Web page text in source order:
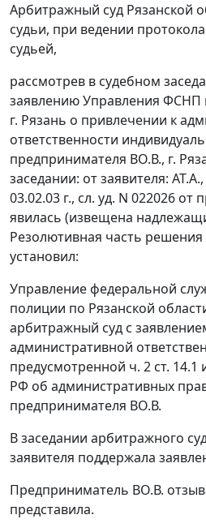
Арбитражный суд Рязанской
судьи, при ведении
судьей,
рассмотрев в судебном
заявлению Управления ФСНП
г. Рязань о привлечении к
ответственности
предпринимателя ВО.В., г.
заседании: от заявителя:
03.02.03 г., сл. уд. N 022026
явилась (извещена
Резолютивная часть решения
установил:
Управление федеральной
полиции по Рязанской
арбитражный суд с
административной
предусмотренной ч. 2 ст. 14.1
РФ об административных
предпринимателя ВО.В.
В заседании арбитражного
заявителя поддержала
Предприниматель ВО.В.
представила.